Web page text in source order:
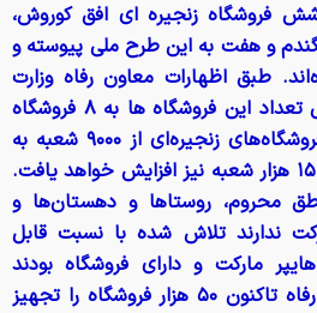
فروشگاه زنجیره ای افق کوروش،
گندم و هفت به این طرح ملی پیوسته‌ و
طبق اظهارات معاون رفاه وزارت
تعاون،کار و رفاه اجتماعی تعداد این فروشگاه ها به ۸ فروشگاه
افزایش یافته است.این فروشگاه‌های زنجیره‌ای از ۹۰۰۰ شعبه به
۱۱ هزار شعبه رسیده و به ۱۵ هزار شعبه نیز افزایش خواهد یافت.
محروم، روستاها و دهستان‌ها و
ندارند تلاش شده با نسبت قابل‌
مارکت و دارای فروشگاه بودند
پوشش داده شوند.وزارت رفاه تاکنون ۵۰ هزار فروشگاه را تجهیز